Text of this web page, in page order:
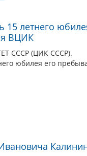
15 летнего
ВЦИК
СССР (ЦИК СССР).
юбилея его